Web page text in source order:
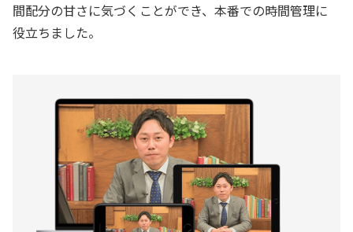
間配分の甘さに気づくことができ、本番での時間管理に
役立ちました。